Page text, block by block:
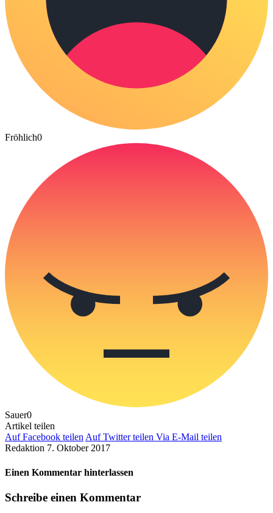
Fröhlich0
Sauer0
Artikel teilen
Auf Facebook teilen Auf Twitter teilen Via E-Mail teilen
Redaktion 7. Oktober 2017
Einen Kommentar hinterlassen
Schreibe einen Kommentar